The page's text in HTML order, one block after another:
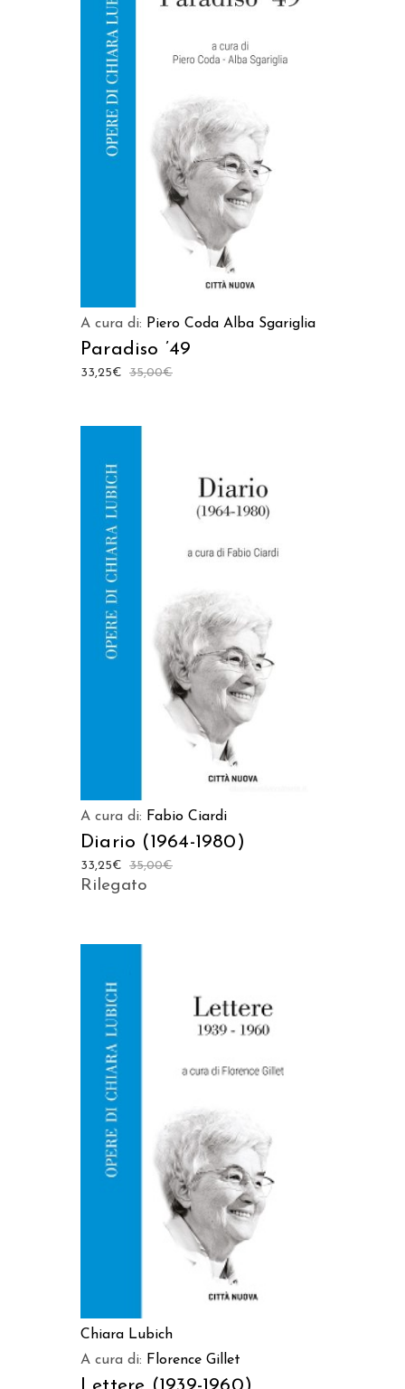
AGGIUNGI AL CARRELLO
A cura di: Piero Coda Alba Sgariglia
Paradiso ’49
35,00€
33,25€
AGGIUNGI AL CARRELLO
A cura di: Fabio Ciardi
Diario (1964-1980)
35,00€
33,25€
Rilegato
AGGIUNGI AL CARRELLO
Chiara Lubich
A cura di: Florence Gillet